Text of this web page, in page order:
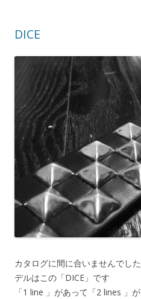
DICE
カタログに間に合いませんでし
デルはこの「DICE」です
「1 line 」があって「2 lines 」